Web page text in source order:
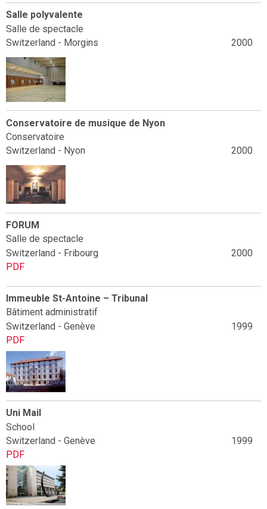
Salle polyvalente
Salle de spectacle
2000
Switzerland - Morgins
Conservatoire de musique de Nyon
Conservatoire
2000
Switzerland - Nyon
FORUM
Salle de spectacle
2000
Switzerland - Fribourg
PDF
Immeuble St-Antoine – Tribunal
Bâtiment administratif
1999
Switzerland - Genève
PDF
Uni Mail
School
1999
Switzerland - Genève
PDF